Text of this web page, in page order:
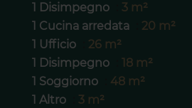
1 Disimpegno
3 m²
1 Cucina arredata
20 m²
1 Ufficio
26 m²
1 Disimpegno
18 m²
1 Soggiorno
48 m²
1 Altro
3 m²